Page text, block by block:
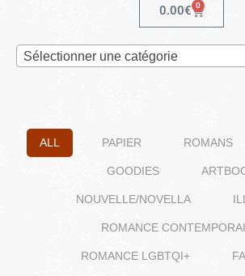
0.00€ 0
Sélectionner une catégorie
ALL PAPIER ROMANS
GOODIES
NOUVELLE/NOVELLA
ROMANCE
ROMANCE LGBTQI+